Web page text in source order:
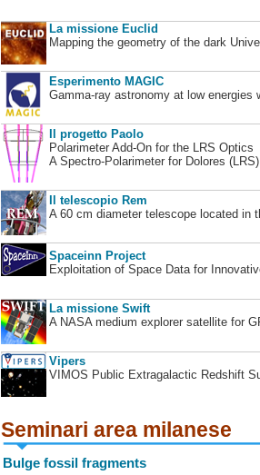
La missione Euclid
Mapping the geometry of the dark
Esperimento MAGIC
Gamma-ray astronomy at low energies
Il progetto Paolo
Polarimeter Add-On for the LRS Optics
A Spectro-Polarimeter for Dolores
Il telescopio Rem
A 60 cm diameter telescope located in
Spaceinn Project
Exploitation of Space Data for
La missione Swift
A NASA medium explorer satellite for
Vipers
VIMOS Public Extragalactic Redshift
Seminari area milanese
Bulge fossil fragments